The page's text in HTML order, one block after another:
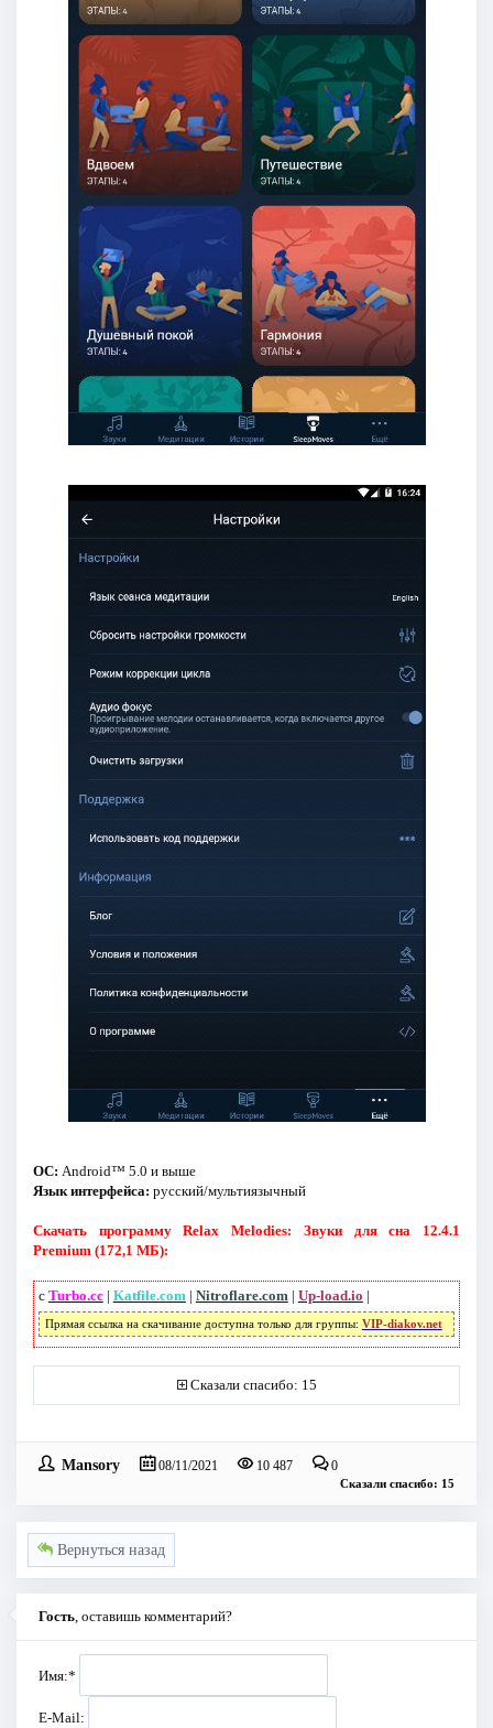
ОС: Android™ 5.0 и выше
Язык интерфейса: русский/мультиязычный
Скачать программу Relax Melodies: Звуки для сна 12.4.1
Premium (172,1 МБ):
с Turbo.cc| Katfile.com| Nitroflare.com| Up-load.io |
Прямая ссылка на скачивание доступна только для группы: VIP-diakov.net
Сказали спасибо: 15
Mansory 08/11/2021 10 487 0
Сказали спасибо: 15
Вернуться назад
Гость, оставишь комментарий?
Имя:*
E-Mail: